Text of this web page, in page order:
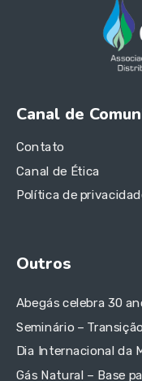
Canal de
Contato
Canal de Ética
Política de
Outros
Abegás celebra 30
Seminário –
Dia Internacional da
Gás Natural – Base